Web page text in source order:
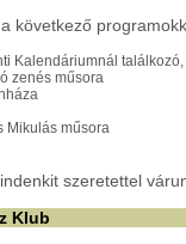
következő
Kalendáriumnál
zenés műsora
Mikulás műsora
szeretettel
Klub